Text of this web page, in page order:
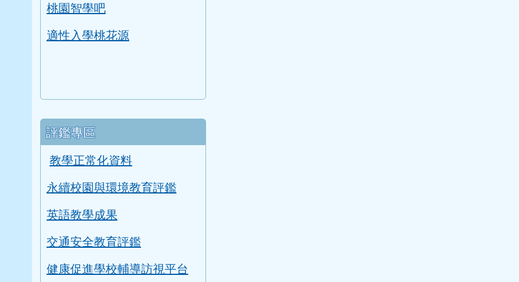
桃園智學吧
適性入學桃花源
評鑑專區
教學正常化資料
永續校園與環境教育評鑑
英語教學成果
交通安全教育評鑑
健康促進學校輔導訪視平台